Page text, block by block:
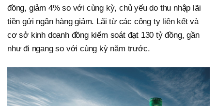
đồng, giảm 4% so với cùng kỳ, chủ yếu do thu nhập lãi
tiền gửi ngân hàng giảm. Lãi từ các công ty liên kết và
cơ sở kinh doanh đồng kiểm soát đạt 130 tỷ đồng, gần
như đi ngang so với cùng kỳ năm trước.